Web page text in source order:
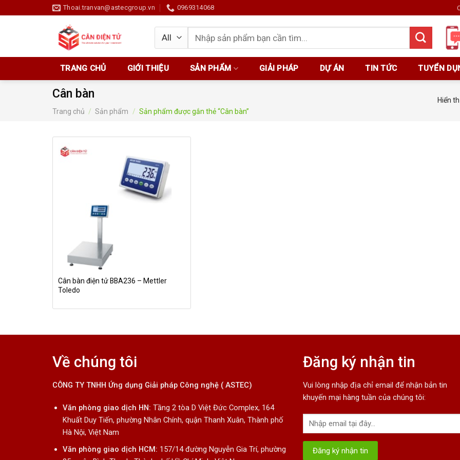
to
Thoai.tranvan@astecgroup.vn 0969314068
Tìm
kiếm:
TRANG CHỦ GIỚI THIỆU SẢN PHẨM GIẢI PHÁP DỰ ÁN TIN TỨC TUYỂN
Cân bàn
Trang chủ / Sản phẩm / Sản phẩm được gắn thẻ “Cân bàn”
Hiển
Cân bàn điện tử BBA236 – Mettler
Toledo
Về chúng tôi
CÔNG TY TNHH Ứng dụng Giải pháp Công nghệ ( ASTEC)
Văn phòng giao dịch HN: Tầng 2 tòa D Việt Đức Complex, 164
Khuất Duy Tiến, phường Nhân Chính, quận Thanh Xuân, Thành phố
Hà Nội, Việt Nam
Văn phòng giao dịch HCM: 157/14 đường Nguyễn Gia Trí, phường
Đăng ký nhận tin
Vui lòng nhập địa chỉ email để nhận bản tin
khuyến mại hàng tuần của chúng tôi: